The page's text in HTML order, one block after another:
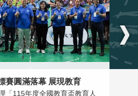
賽圓滿落幕 展現教育
「115年度全國教育盃教育人